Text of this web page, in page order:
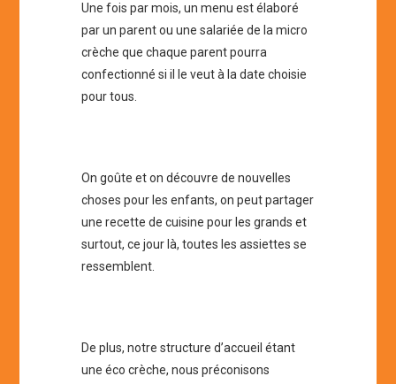
Une fois par mois, un menu est élaboré
par un parent ou une salariée de la micro
crèche que chaque parent pourra
confectionné si il le veut à la date choisie
pour tous.
On goûte et on découvre de nouvelles
choses pour les enfants, on peut partager
une recette de cuisine pour les grands et
surtout, ce jour là, toutes les assiettes se
ressemblent.
De plus, notre structure d’accueil étant
une éco crèche, nous préconisons